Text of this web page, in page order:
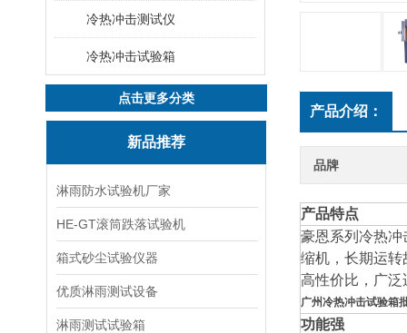
冷热冲击测试仪
冷热冲击试验箱
点击更多分类
新品推荐
淋雨防水试验机厂家
HE-GT滚筒跌落试验机
箱式砂尘试验仪器
优质淋雨测试设备
淋雨测试试验箱
产品介绍：
品牌
产品特点
豪恩系列冷热
缩机，长期运
高性价比，广
广州冷热冲击试验箱
功能强